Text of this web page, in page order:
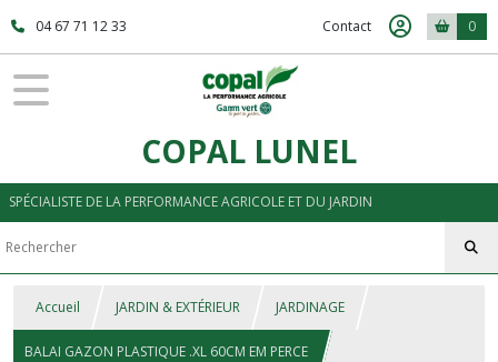
04 67 71 12 33 Contact 0
COPAL LUNEL
SPÉCIALISTE DE LA PERFORMANCE AGRICOLE ET DU JARDIN
Accueil JARDIN & EXTÉRIEUR JARDINAGE
BALAI GAZON PLASTIQUE .XL 60CM EM PERCE